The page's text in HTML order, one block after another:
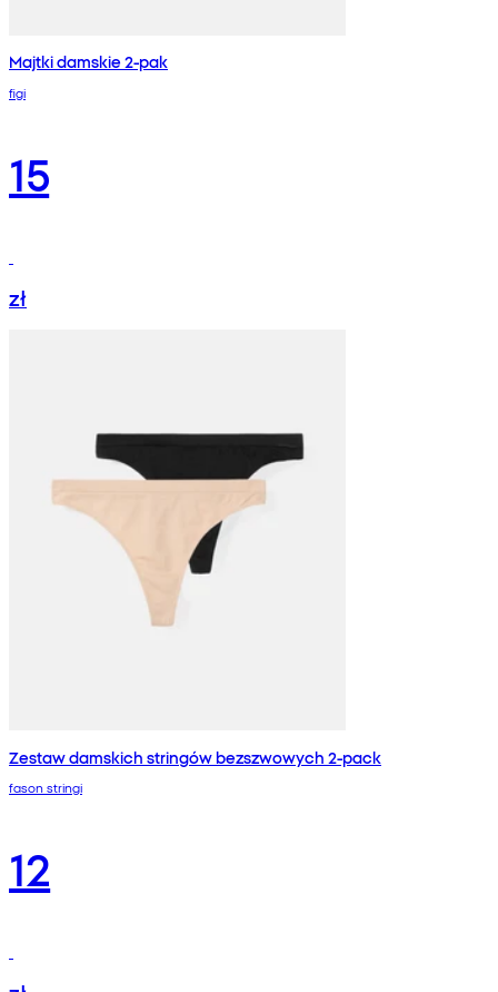
Majtki damskie 2-pak
figi
15
zł
Zestaw damskich stringów bezszwowych 2-pack
fason stringi
12